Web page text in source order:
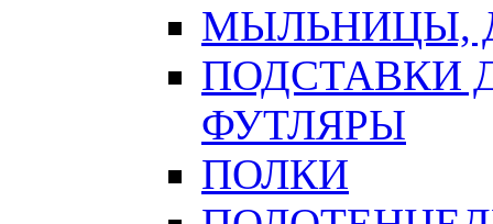
МЫЛЬНИЦЫ,
ПОДСТАВКИ
ФУТЛЯРЫ
ПОЛКИ